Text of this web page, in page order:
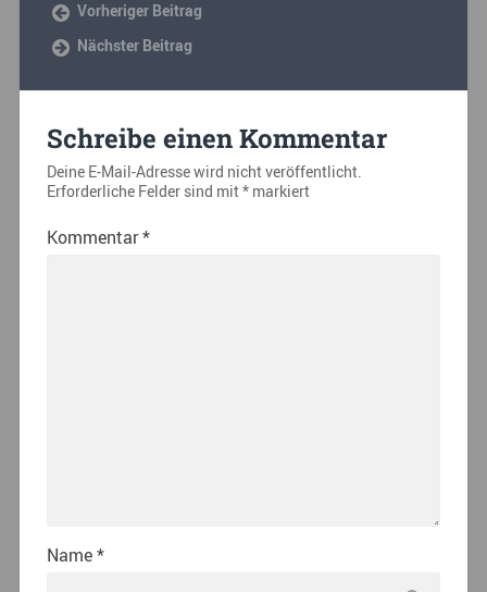
Vorheriger Beitrag
Nächster Beitrag
Schreibe einen Kommentar
Deine E-Mail-Adresse wird nicht veröffentlicht.
Erforderliche Felder sind mit*markiert
Kommentar*
Name*